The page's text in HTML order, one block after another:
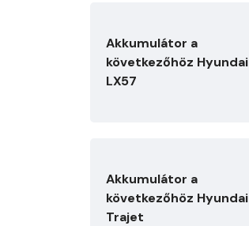
Akkumulátor a
következőhöz Hyundai
LX57
Akkumulátor a
következőhöz Hyundai
Trajet